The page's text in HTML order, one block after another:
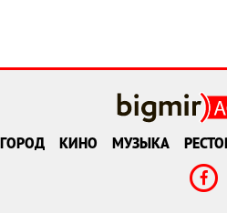
ГОРОД КИНО МУЗЫКА